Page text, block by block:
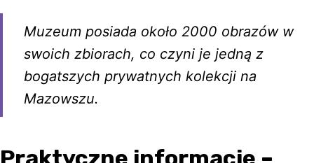
Muzeum posiada około 2000 obrazów w
swoich zbiorach, co czyni je jedną z
bogatszych prywatnych kolekcji na
Mazowszu.